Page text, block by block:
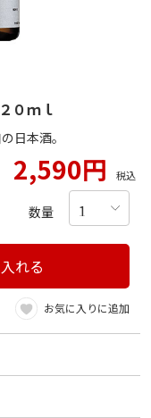
０ｍｌ
日本酒。
2,590円 税込
数量
れる
お気に入りに追加